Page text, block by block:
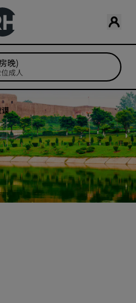
晚)
- 08 8月 | 1间客房 2位成人
谟